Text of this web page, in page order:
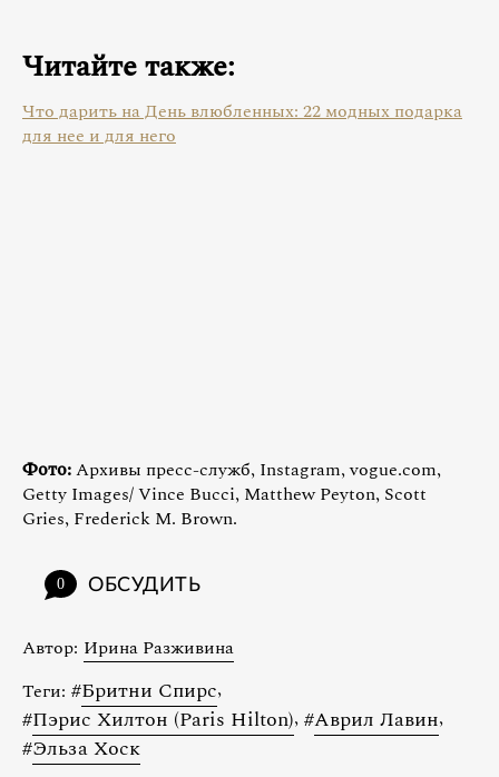
Читайте также:
Что дарить на День влюбленных: 22 модных подарка
для нее и для него
Фото:Архивы пресс-служб, Instagram, vogue.com,
Getty Images/ Vince Bucci, Matthew Peyton, Scott
Gries, Frederick M. Brown.
0 ОБСУДИТЬ
Автор: Ирина Разживина
Теги: #Бритни Спирс,
#Пэрис Хилтон (Paris Hilton), #Аврил Лавин,
#Эльза Хоск